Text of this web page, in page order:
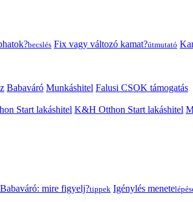
becslés Fix vagy változó kamat?útmutató
Babaváró Munkáshitel Falusi CSOK támogatás
Start lakáshitel K&H Otthon Start lakáshitel
Babaváró: mire figyelj?tippek Igénylés menete